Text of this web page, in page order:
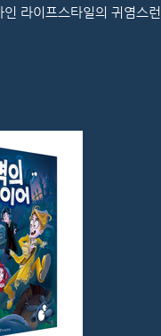
라이프스타일의 귀염스